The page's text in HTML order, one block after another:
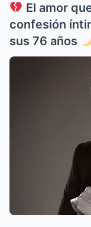
El amor
confesión
sus 76 años